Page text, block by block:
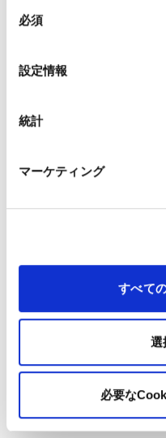
ッキーに同意したことに
必須
設定情報
統計
マーケティング
すべて
選
必要な